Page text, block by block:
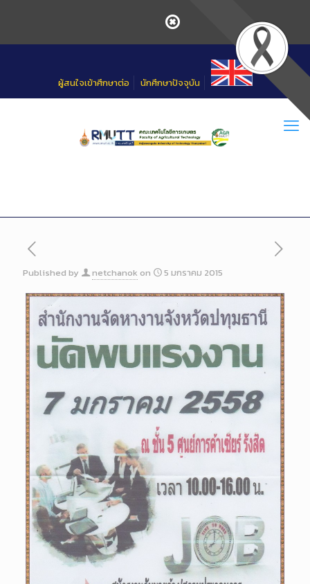
ผู้สนใจเข้าศึกษาต่อ นักศึกษาปัจจุบัน
Published by netchanok on 5 มกราคม 2015